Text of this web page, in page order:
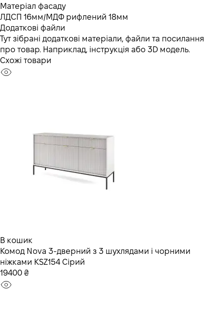
Матеріал фасаду
ЛДСП 16мм/МДФ рифлений 18мм
Додаткові файли
Тут зібрані додаткові матеріали, файли та посилання
про товар. Наприклад, інструкція або 3D модель.
Схожі товари
В кошик
Комод Nova 3-дверний з 3 шухлядами і чорними
ніжками KSZ154 Сірий
19400 ₴